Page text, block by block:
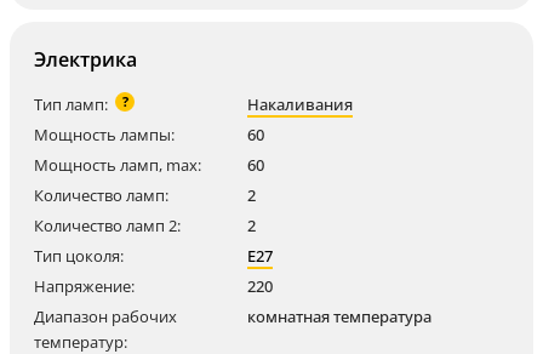
Электрика
Тип ламп: ?
Накаливания
Мощность лампы:
60
Мощность ламп, max:
60
Количество ламп:
2
Количество ламп 2:
2
Тип цоколя:
E27
Напряжение:
220
Диапазон рабочих
температур:
комнатная температура